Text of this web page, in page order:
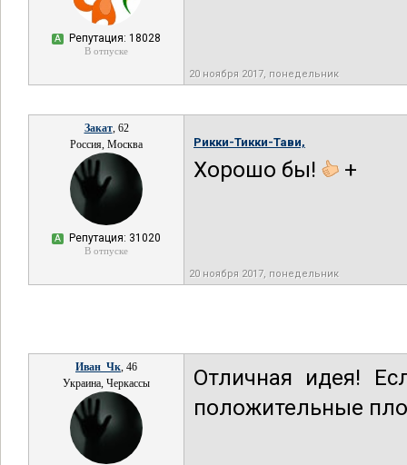
А Репутация: 18028
В отпуске
20 ноября 2017, понедельник
Закат, 62
Россия, Москва
А Репутация: 31020
В отпуске
Рикки-Тикки-Тави,
Хорошо бы! +
20 ноября 2017, понедельник
Иван_Чк, 46
Украина, Черкассы
Отличная идея!
положительные